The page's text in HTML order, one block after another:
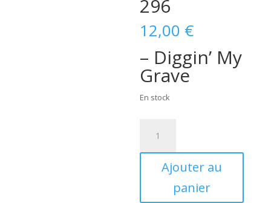
296
12,00 €
– Diggin’ My
Grave
En stock
Pat
Capocci-Ajouter au
panier